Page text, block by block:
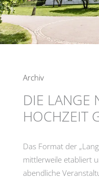
Archiv
DIE LANGE
HOCHZEIT
Das Format der
mittlerweile etabliert
abendliche